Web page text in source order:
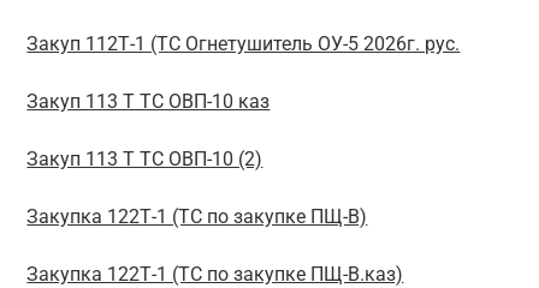
Закуп 112Т-1 (ТС Огнетушитель ОУ-5 2026г. рус.
Закуп 113 Т ТС ОВП-10 каз
Закуп 113 Т ТС ОВП-10 (2)
Закупка 122Т-1 (ТС по закупке ПЩ-В)
Закупка 122Т-1 (ТС по закупке ПЩ-В.каз)